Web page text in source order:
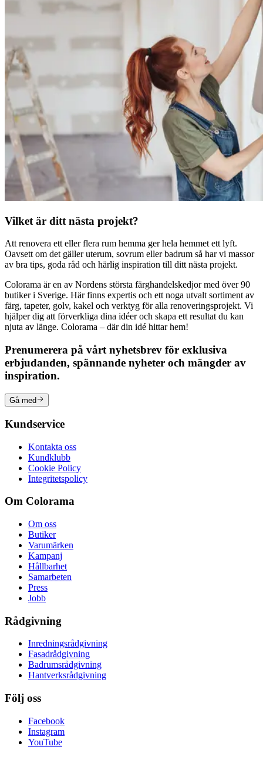
Vilket är ditt nästa projekt?
Att renovera ett eller flera rum hemma ger hela hemmet ett lyft.
Oavsett om det gäller uterum, sovrum eller badrum så har vi massor
av bra tips, goda råd och härlig inspiration till ditt nästa projekt.
Colorama är en av Nordens största färghandelskedjor med över 90
butiker i Sverige. Här finns expertis och ett noga utvalt sortiment av
färg, tapeter, golv, kakel och verktyg för alla renoveringsprojekt. Vi
hjälper dig att förverkliga dina idéer och skapa ett resultat du kan
njuta av länge. Colorama – där din idé hittar hem!
Prenumerera på vårt nyhetsbrev för exklusiva
erbjudanden, spännande nyheter och mängder av
inspiration.
Gå med
Kundservice
Kontakta oss
Kundklubb
Cookie Policy
Integritetspolicy
Om Colorama
Om oss
Butiker
Varumärken
Kampanj
Hållbarhet
Samarbeten
Press
Jobb
Rådgivning
Inredningsrådgivning
Fasadrådgivning
Badrumsrådgivning
Hantverksrådgivning
Följ oss
Facebook
Instagram
YouTube